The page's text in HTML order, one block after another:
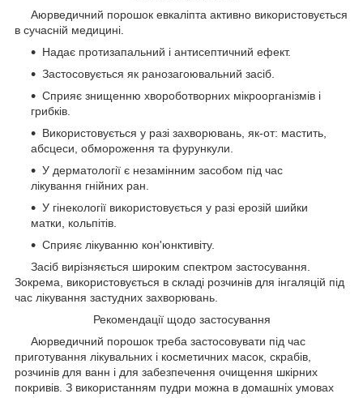
Аюрведичний порошок евкаліпта активно використовується
в сучасній медицині.
Надає протизапальний і антисептичний ефект.
Застосовується як ранозагоювальний засіб.
Сприяє знищенню хвороботворних мікроорганізмів і
грибків.
Використовується у разі захворювань, як-от: мастить,
абсцеси, обмороження та фурункули.
У дерматології є незамінним засобом під час
лікування гнійних ран.
У гінекології використовується у разі ерозій шийки
матки, кольпітів.
Сприяє лікуванню кон'юнктивіту.
Засіб вирізняється широким спектром застосування.
Зокрема, використовується в складі розчинів для інгаляцій під
час лікування застудних захворювань.
Рекомендації щодо застосування
Аюрведичний порошок треба застосовувати під час
приготування лікувальних і косметичних масок, скрабів,
розчинів для ванн і для забезпечення очищення шкірних
покривів. З використанням пудри можна в домашніх умовах